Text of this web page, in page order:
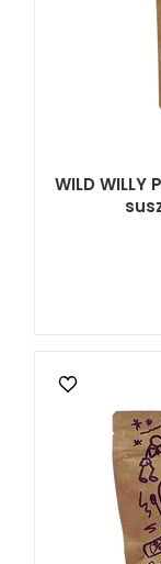
WILD